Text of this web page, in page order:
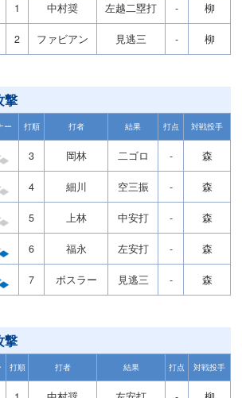
1 中村奨 左越二塁打 - 柳
2 ファビアン 見逃三 - 柳
撃
ー 打順 打者 結果 打点 対戦投手
3 岡林 二ゴロ - 森
4 細川 空三振 - 森
5 上林 中安打 - 森
6 福永 左安打 - 森
7 ボスラー 見逃三 - 森
撃
打順 打者 結果 打点 対戦投手